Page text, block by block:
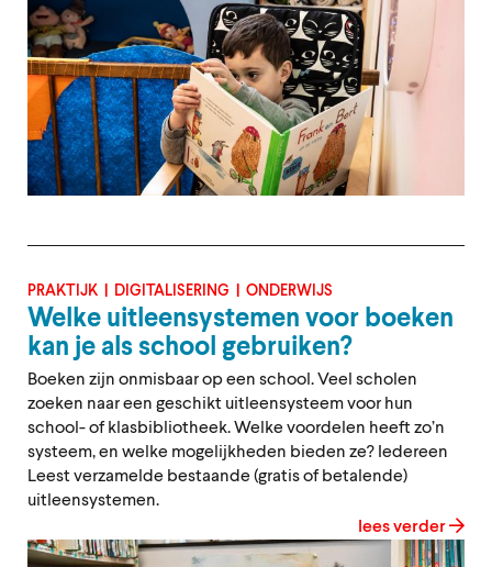
PRAKTIJK DIGITALISERING ONDERWIJS
Welke uitleensystemen voor boeken
kan je als school gebruiken?
Boeken zijn onmisbaar op een school. Veel scholen
zoeken naar een geschikt uitleensysteem voor hun
school- of klasbibliotheek. Welke voordelen heeft zo’n
systeem, en welke mogelijkheden bieden ze? Iedereen
Leest verzamelde bestaande (gratis of betalende)
uitleensystemen.
lees verder